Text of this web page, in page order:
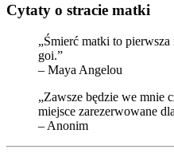
Cytaty o stracie matki
„Śmierć matki to
goi.”
– Maya Angelou
„Zawsze będzie we mnie
miejsce zarezerwowane
– Anonim